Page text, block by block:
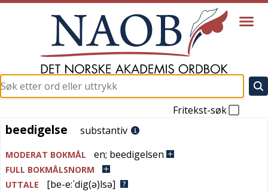
Fritekst-søk
beedigelse
beedigelse substantiv
MODERAT BOKMÅL en; beedigelsen
FULL BOKMÅLSNORM
UTTALE
[be-e:´dig(ə)lsə]